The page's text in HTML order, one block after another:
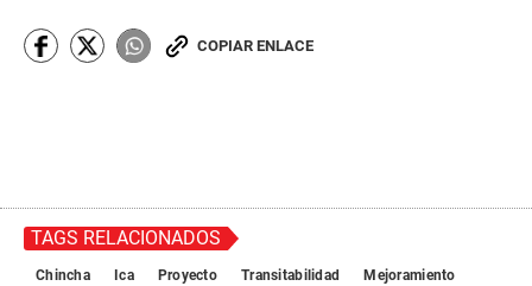
COPIAR ENLACE
TAGS RELACIONADOS
Chincha Ica Proyecto Transitabilidad
Mejoramiento